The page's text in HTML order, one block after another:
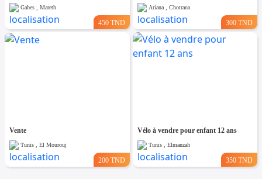
Gabes , Mareth
450 TND
Ariana , Chotrana
300 TND
Vente
Tunis , El Mourouj
200 TND
Vélo à vendre pour enfant 12 ans
Tunis , Elmanzah
350 TND